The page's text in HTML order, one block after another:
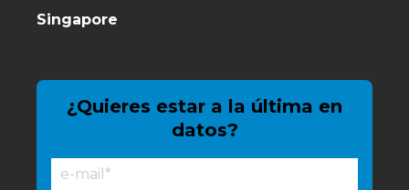
Singapore
¿Quieres estar a la última en
datos?